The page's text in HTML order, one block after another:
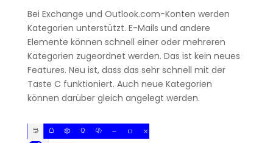
Bei Exchange und Outlook.com-Konten werden
Kategorien unterstützt. E-Mails und andere
Elemente können schnell einer oder mehreren
Kategorien zugeordnet werden. Das ist kein neues
Features. Neu ist, dass das sehr schnell mit der
Taste C funktioniert. Auch neue Kategorien
können darüber gleich angelegt werden.